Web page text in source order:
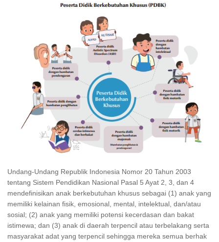
Undang-Undang Republik Indonesia Nomor 20 Tahun 2003
tentang Sistem Pendidikan Nasional Pasal 5 Ayat 2, 3, dan 4
mendefinisikan anak berkebutuhan khusus sebagai (1) anak yang
memiliki kelainan fisik, emosional, mental, intelektual, dan/atau
sosial; (2) anak yang memiliki potensi kecerdasan dan bakat
istimewa; dan (3) anak di daerah terpencil atau terbelakang serta
masyarakat adat yang terpencil sehingga mereka semua berhak